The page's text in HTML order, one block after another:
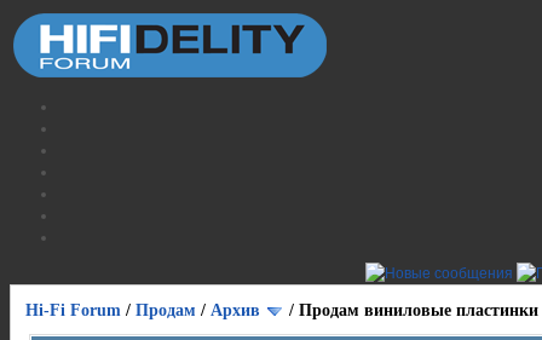
Hi-Fi Forum / Продам / Архив / Продам виниловые пластинки